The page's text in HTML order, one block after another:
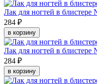
Лак для ногтей в блистере
284 ₽
в корзину
Лак для ногтей в блистере
284 ₽
в корзину